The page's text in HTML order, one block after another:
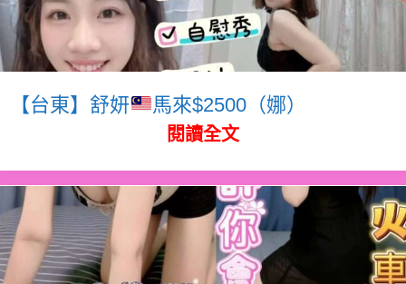
【台東】舒妍 馬來$2500（娜）
閱讀全文